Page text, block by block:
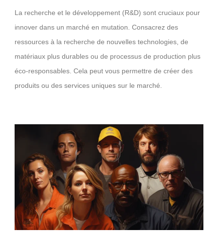
La recherche et le développement (R&D) sont cruciaux pour
innover dans un marché en mutation. Consacrez des
ressources à la recherche de nouvelles technologies, de
matériaux plus durables ou de processus de production plus
éco-responsables. Cela peut vous permettre de créer des
produits ou des services uniques sur le marché.